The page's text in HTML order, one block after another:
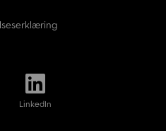
LinkedIn